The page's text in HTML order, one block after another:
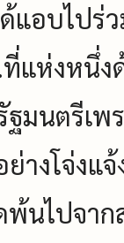
แอบไป
แห่งหนึ่ง
มนตรีเพ
างโจ่งแ
พ้นไปจา